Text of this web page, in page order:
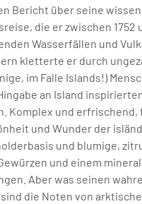
Bericht über seine
die er zwischen 1752
Wasserfällen und
kletterte er durch
im Falle Islands!)
an Island
Komplex und erfrischend,
und Wunder der
und blumige,
und einem
Aber was seinen
die Noten von